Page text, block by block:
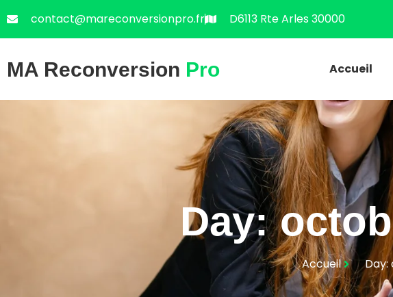
contact@mareconversionpro.fr D6113 Rte Arles 30000
MA Reconversion Pro Accueil
Day:
Accueil Day: